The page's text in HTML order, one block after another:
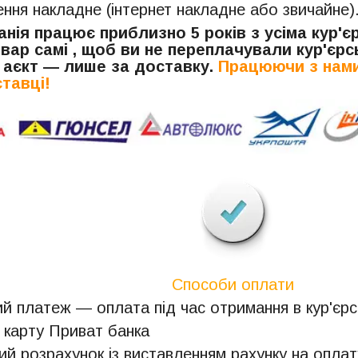
накладне (інтернет накладне або
працює приблизно 5 років з усіма
самі , щоб ви не переплачували
аєкт — лише за доставку. Працюючи з
Способи оплати
платеж — оплата під час отримання в
Приват банка
розрахунок із виставленням рахунку на